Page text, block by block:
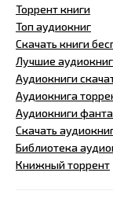
Торрент книги
Топ аудиокниг
Скачать книги
Лучшие
Аудиокниги
Аудиокнига
Аудиокниги
Скачать
Библиотека
Книжный торрент